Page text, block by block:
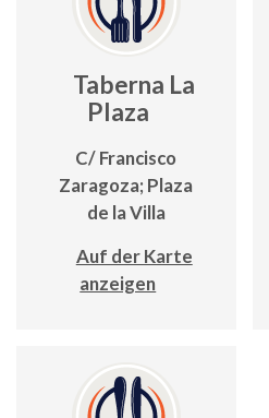
Taberna La
Plaza
C/ Francisco
Zaragoza; Plaza
de la Villa
Auf der Karte
anzeigen